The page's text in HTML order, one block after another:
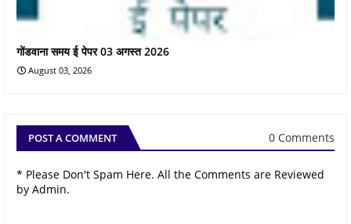
गोंडवाना समय ई पेपर 03 अगस्त 2026
August 03, 2026
POST A COMMENT 0 Comments
* Please Don't Spam Here. All the Comments are Reviewed
by Admin.